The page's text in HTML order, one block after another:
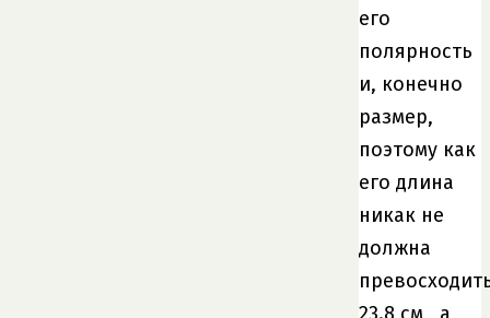
его
полярность
и, конечно
размер,
поэтому как
его длина
никак не
должна